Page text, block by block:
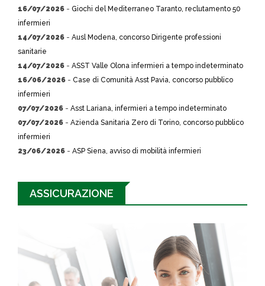
16/07/2026 - Giochi del Mediterraneo Taranto, reclutamento 50
infermieri
14/07/2026 - Ausl Modena, concorso Dirigente professioni
sanitarie
14/07/2026 - ASST Valle Olona infermieri a tempo indeterminato
16/06/2026 - Case di Comunità Asst Pavia, concorso pubblico
infermieri
07/07/2026 - Asst Lariana, infermieri a tempo indeterminato
07/07/2026 - Azienda Sanitaria Zero di Torino, concorso pubblico
infermieri
23/06/2026 - ASP Siena, avviso di mobilità infermieri
ASSICURAZIONE